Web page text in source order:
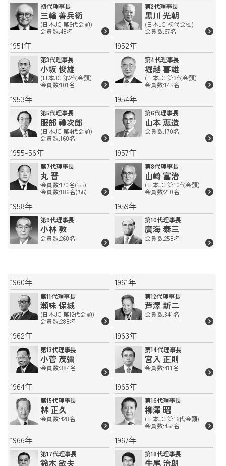
初代理事長
三輪 善兵衛
(日本JC 第6代会頭)
会員数:48名
第2代理事長
黒川 光朝
(日本JC 初代会頭)
会員数:67名
1951年
第3代理事長
小坂 俊雄
(日本JC 第2代会頭)
会員数:101名
1952年
第4代理事長
堀越 喜雄
(日本JC 第3代会頭)
会員数:145名
1953年
第5代理事長
服部 禮次郎
(日本JC 第4代会頭)
会員数:160名
1954年
第6代理事長
山本 恵造
会員数:170名
1955-56年
第7代理事長
丸 晋
会員数:170名(’55)
会員数:186名(’56)
1957年
第8代理事長
山崎 富治
(日本JC 第10代会頭)
会員数:210名
1958年
第9代理事長
小林 敦
会員数:260名
1959年
第10代理事長
廣海 泰三
会員数:258名
1960年
第11代理事長
瀬味 保城
(日本JC 第12代会頭)
会員数:288名
1961年
第12代理事長
芦澤 新二
会員数:341名
1962年
第13代理事長
小菅 茂彌
会員数:384名
1963年
第14代理事長
宮入 正則
会員数:411名
1964年
第15代理事長
林 正久
会員数:428名
1965年
第16代理事長
柳澤 昭
(日本JC 第16代会頭)
会員数:452名
1966年
第17代理事長
鈴木 敏夫
1967年
第18代理事長
牛尾 治朗